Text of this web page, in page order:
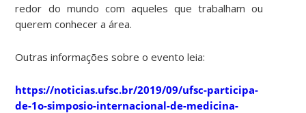
redor do mundo com aqueles que trabalham ou
querem conhecer a área.
Outras informações sobre o evento leia:
https://noticias.ufsc.br/2019/09/ufsc-participa-
de-1o-simposio-internacional-de-medicina-